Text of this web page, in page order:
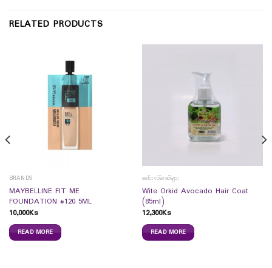
RELATED PRODUCTS
BRANDS
MAYBELLINE FIT ME
FOUNDATION #120 5ML
10,000Ks
READ MORE
ခေါင်းလိမ်းဆီများ
Wite Orkid Avocado Hair Coat
(85ml)
12,300Ks
READ MORE